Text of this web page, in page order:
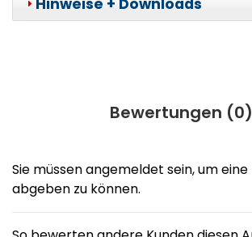
Hinweise + Downloads
Bewertungen (0)
Sie müssen angemeldet sein, um
abgeben zu können.